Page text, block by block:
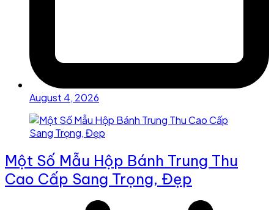
August 4, 2026
Một Số Mẫu Hộp Bánh Trung Thu
Cao Cấp Sang Trọng, Đẹp